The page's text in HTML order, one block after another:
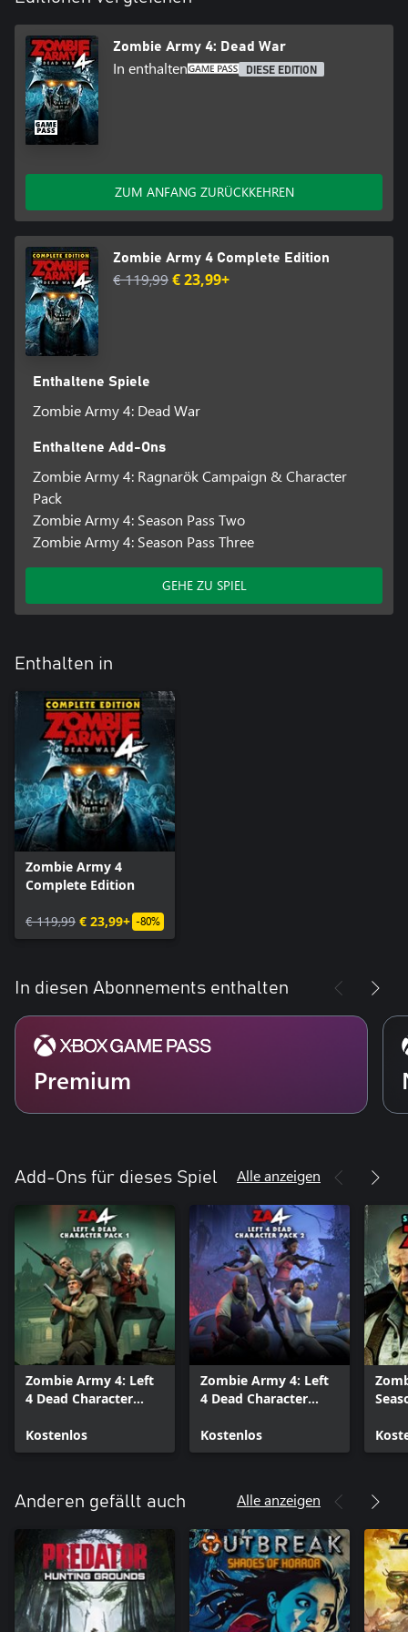
Zombie Army 4: Dead War
In enthalten DIESE EDITION
ZUM ANFANG ZURÜCKKEHREN
Zombie Army 4 Complete Edition
€ 119,99€ 23,99+
Enthaltene Spiele
Zombie Army 4: Dead War
Enthaltene Add-Ons
Zombie Army 4: Ragnarök Campaign & Character
Pack
Zombie Army 4: Season Pass Two
Zombie Army 4: Season Pass Three
GEHE ZU SPIEL
Enthalten in
Zombie Army 4
Complete Edition
€ 119,99 € 23,99+ -80%
In diesen Abonnements enthalten
Premium
Add-Ons für dieses Spiel Alle anzeigen
Zombie Army 4: Left
4 Dead Character
Kostenlos
Zombie Army 4: Left
4 Dead Character
Kostenlos
Anderen gefällt auch Alle anzeigen